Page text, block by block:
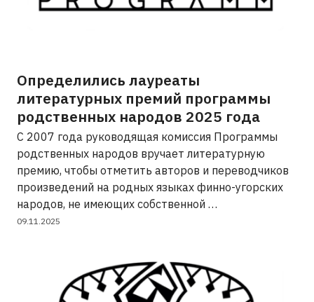
Определились лауреаты
литературных премий программы
родственных народов 2025 года
С 2007 года руководящая комиссия Программы
родственных народов вручает литературную
премию, чтобы отметить авторов и переводчиков
произведений на родных языках финно-угорских
народов, не имеющих собственной …
09.11.2025